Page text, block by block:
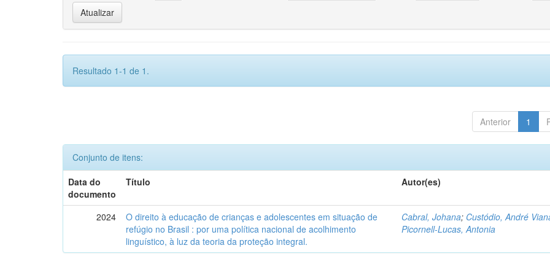
Resultado 1-1 de 1.
Anterior 1
Conjunto de itens:
Data do
documento
Título Autor(es)
2024
O direito à educação de crianças e adolescentes em situação de
refúgio no Brasil : por uma política nacional de acolhimento
linguístico, à luz da teoria da proteção integral.
Cabral, Johana; Custódio, André
Picornell-Lucas, Antonia